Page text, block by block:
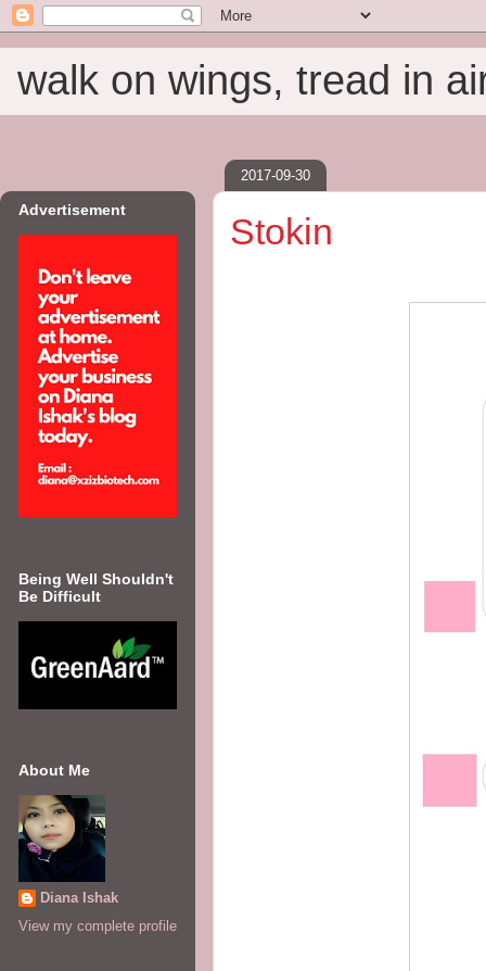
walk on wings, tread in
2017-09-30
Stokin
Advertisement
Being Well Shouldn't
Be Difficult
About Me
Diana Ishak
View my complete profile